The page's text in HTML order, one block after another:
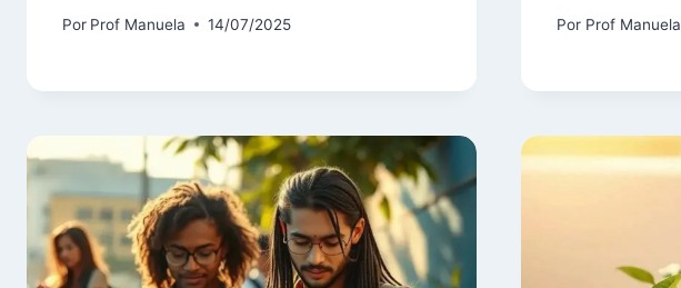
Por Prof Manuela 14/07/2025 Por Prof Manuela